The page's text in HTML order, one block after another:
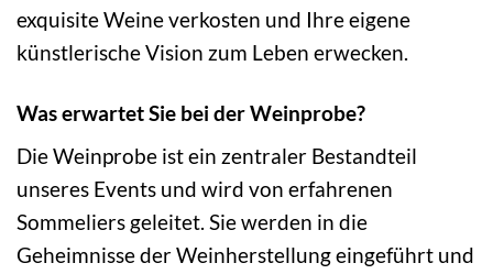
exquisite Weine verkosten und Ihre eigene
künstlerische Vision zum Leben erwecken.
Was erwartet Sie bei der Weinprobe?
Die Weinprobe ist ein zentraler Bestandteil
unseres Events und wird von erfahrenen
Sommeliers geleitet. Sie werden in die
Geheimnisse der Weinherstellung eingeführt und